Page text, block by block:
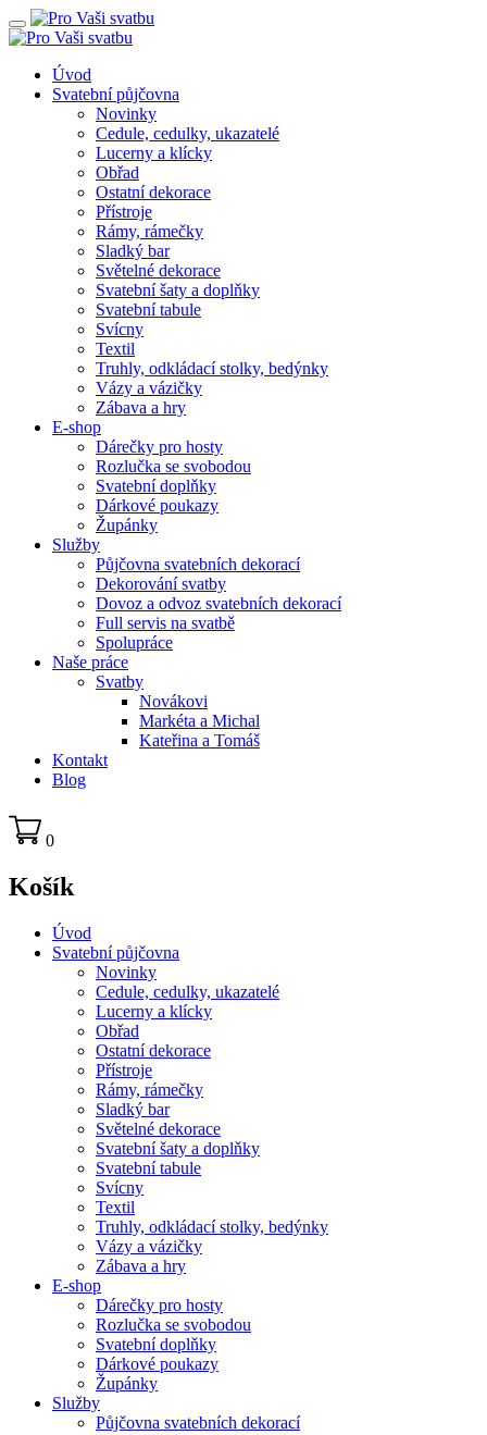
Úvod
Svatební půjčovna
Novinky
Cedule, cedulky, ukazatelé
Lucerny a klícky
Obřad
Ostatní dekorace
Přístroje
Rámy, rámečky
Sladký bar
Světelné dekorace
Svatební šaty a doplňky
Svatební tabule
Svícny
Textil
Truhly, odkládací stolky, bedýnky
Vázy a vázičky
Zábava a hry
E-shop
Dárečky pro hosty
Rozlučka se svobodou
Svatební doplňky
Dárkové poukazy
Župánky
Služby
Půjčovna svatebních dekorací
Dekorování svatby
Dovoz a odvoz svatebních dekorací
Full servis na svatbě
Spolupráce
Naše práce
Svatby
Novákovi
Markéta a Michal
Kateřina a Tomáš
Kontakt
Blog
0
Košík
Úvod
Svatební půjčovna
Novinky
Cedule, cedulky, ukazatelé
Lucerny a klícky
Obřad
Ostatní dekorace
Přístroje
Rámy, rámečky
Sladký bar
Světelné dekorace
Svatební šaty a doplňky
Svatební tabule
Svícny
Textil
Truhly, odkládací stolky, bedýnky
Vázy a vázičky
Zábava a hry
E-shop
Dárečky pro hosty
Rozlučka se svobodou
Svatební doplňky
Dárkové poukazy
Župánky
Služby
Půjčovna svatebních dekorací